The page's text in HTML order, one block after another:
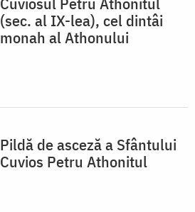
(sec. al IX-lea), cel dintâi
monah al Athonului
Pildă de asceză a Sfântului
Cuvios Petru Athonitul